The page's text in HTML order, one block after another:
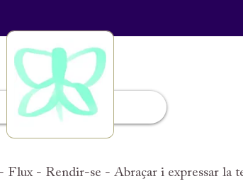
Introducció
- Rendir-se - Abraçar i expressar la